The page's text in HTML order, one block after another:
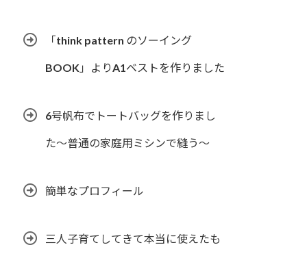
「think pattern のソーイング
BOOK」よりA1ベストを作りました
6号帆布でトートバッグを作りまし
た〜普通の家庭用ミシンで縫う〜
簡単なプロフィール
三人子育てしてきて本当に使えたも